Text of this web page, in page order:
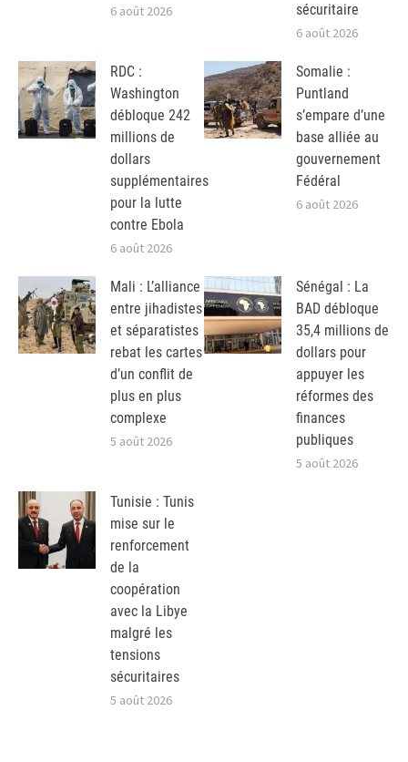
6 août 2026
sécuritaire
6 août 2026
RDC :
Washington
débloque 242
millions de
dollars
supplémentaires
pour la lutte
contre Ebola
6 août 2026
Somalie :
Puntland
s’empare d’une
base alliée au
gouvernement
Fédéral
6 août 2026
Mali : L’alliance
entre jihadistes
et séparatistes
rebat les cartes
d’un conflit de
plus en plus
complexe
5 août 2026
Sénégal : La
BAD débloque
35,4 millions de
dollars pour
appuyer les
réformes des
finances
publiques
5 août 2026
Tunisie : Tunis
mise sur le
renforcement
de la
coopération
avec la Libye
malgré les
tensions
sécuritaires
5 août 2026